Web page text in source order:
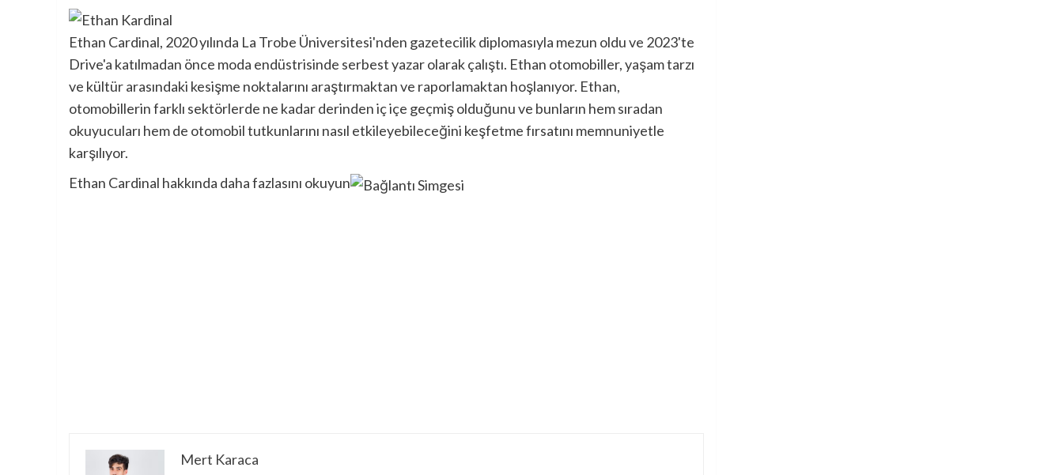
Ethan Cardinal, 2020 yılında La Trobe Üniversitesi'nden gazetecilik diplomasıyla mezun oldu ve 2023'te
Drive'a katılmadan önce moda endüstrisinde serbest yazar olarak çalıştı. Ethan otomobiller, yaşam tarzı
ve kültür arasındaki kesişme noktalarını araştırmaktan ve raporlamaktan hoşlanıyor. Ethan,
otomobillerin farklı sektörlerde ne kadar derinden iç içe geçmiş olduğunu ve bunların hem sıradan
okuyucuları hem de otomobil tutkunlarını nasıl etkileyebileceğini keşfetme fırsatını memnuniyetle
karşılıyor.
Ethan Cardinal hakkında daha fazlasını okuyun
Mert Karaca